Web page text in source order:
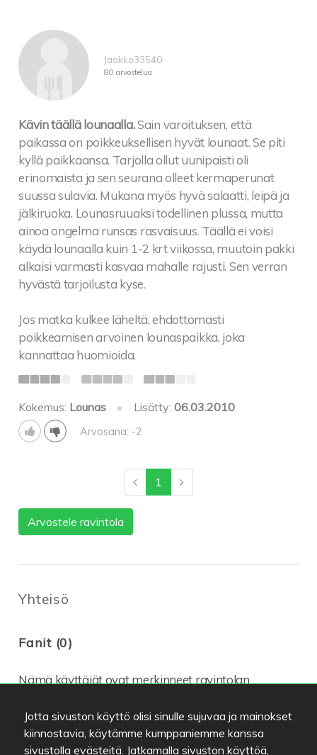
Jotta sivuston käyttö olisi sinulle sujuvaa ja mainokset
kiinnostavia, käytämme kumppaniemme kanssa
sivustolla evästeitä. Jatkamalla sivuston käyttöä,
Jaakko33540
80 arvostelua
Kävin täällä lounaalla.Sain varoituksen, että
paikassa on poikkeuksellisen hyvät lounaat. Se piti
kyllä paikkaansa. Tarjolla ollut uunipaisti oli
erinomaista ja sen seurana olleet kermaperunat
suussa sulavia. Mukana myös hyvä salaatti, leipä ja
jälkiruoka. Lounasruuaksi todellinen plussa, mutta
ainoa ongelma runsas rasvaisuus. Täällä ei voisi
käydä lounaalla kuin 1-2 krt viikossa, muutoin pakki
alkaisi varmasti kasvaa mahalle rajusti. Sen verran
hyvästä tarjoilusta kyse.
Jos matka kulkee läheltä, ehdottomasti
poikkeamisen arvoinen lounaspaikka, joka
kannattaa huomioida.
Kokemus: Lounas • Lisätty: 06.03.2010
Arvosana: -2
1
Arvostele ravintola
Yhteisö
Fanit (0)
Nämä käyttäjät ovat merkinneet ravintolan
Kiinnostuneet (0)